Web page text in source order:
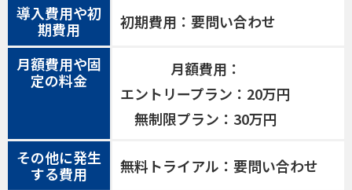
導入費用や初
期費用
初期費用：要問い合わせ
月額費用や固
定の料金
月額費用：
エントリープラン：20万円
無制限プラン：30万円
その他に発生
する費用
無料トライアル：要問い合わせ